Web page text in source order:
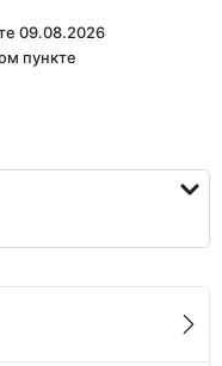
09.08.2026
пункте